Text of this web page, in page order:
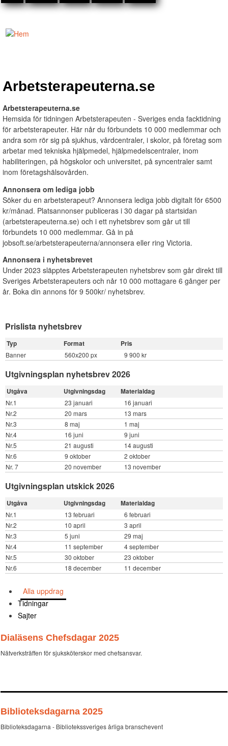
45 30
Arbetsterapeuterna.se
Arbetsterapeuterna.se
Hemsida för tidningen Arbetsterapeuten - Sveriges enda facktidning
för arbetsterapeuter. Här når du förbundets 10 000 medlemmar och
andra som rör sig på sjukhus, vårdcentraler, i skolor, på företag som
arbetar med tekniska hjälpmedel, hjälpmedelscentraler, inom
habiliteringen, på högskolor och universitet, på syncentraler samt
inom företagshälsovården.
Annonsera om lediga jobb
Söker du en arbetsterapeut? Annonsera lediga jobb digitalt för 6500
kr/månad. Platsannonser publiceras i 30 dagar på startsidan
(arbetsterapeuterna.se) och i ett nyhetsbrev som går ut till
förbundets 10 000 medlemmar. Gå in på
jobsoft.se/arbetsterapeuterna/annonsera eller ring Victoria.
Annonsera i nyhetsbrevet
Under 2023 släpptes Arbetsterapeuten nyhetsbrev som går direkt till
Sveriges Arbetsterapeuters och når 10 000 mottagare 6 gånger per
år. Boka din annons för 9 500kr/ nyhetsbrev.
Prislista nyhetsbrev
Typ Format
Pris
Banner
560x200 px 9 900 kr
Utgivningsplan nyhetsbrev 2026
Utgåva Utgivningsdag
Materialdag
Nr.1
23 januari
16 januari
Nr.2
20 mars
13 mars
Nr.3
8 maj
1 maj
Nr.4
16 juni
9 juni
Nr.5
21 augusti
14 augusti
Nr.6
9 oktober
2 oktober
Nr. 7
20 november 13 november
Utgivningsplan utskick 2026
Utgåva Utgivningsdag
Materialdag
Nr.1
13 februari
6 februari
Nr.2
10 april
3 april
Nr.3
5 juni
29 maj
Nr.4
11 september
4 september
Nr.5
30 oktober
23 oktober
Nr.6
18 december 11 december
Alla uppdrag
Tidningar
Sajter
Dialäsens Chefsdagar 2025
Nätverksträffen för sjuksköterskor med chefsansvar.
Biblioteksdagarna 2025
Biblioteksdagarna - Bibliotekssveriges årliga branschevent